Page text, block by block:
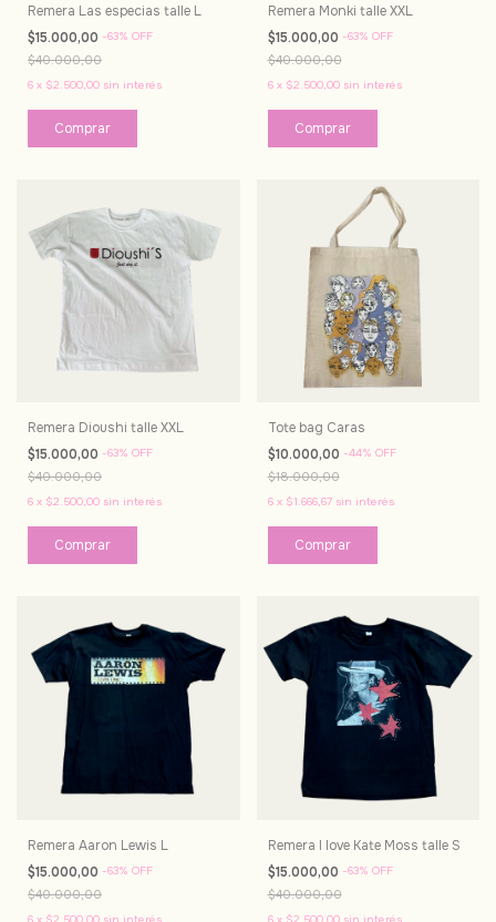
Remera Las especias talle L
$15.000,00 -63% OFF
$40.000,00
6 x $2.500,00 sin interés
Remera Monki talle XXL
$15.000,00 -63% OFF
$40.000,00
6 x $2.500,00 sin interés
Remera Dioushi talle XXL
$15.000,00 -63% OFF
$40.000,00
6 x $2.500,00 sin interés
Tote bag Caras
$10.000,00 -44% OFF
$18.000,00
6 x $1.666,67 sin interés
Remera Aaron Lewis L
$15.000,00 -63% OFF
$40.000,00
6 x $2.500,00 sin interés
Remera I love Kate Moss talle S
$15.000,00 -63% OFF
$40.000,00
6 x $2.500,00 sin interés